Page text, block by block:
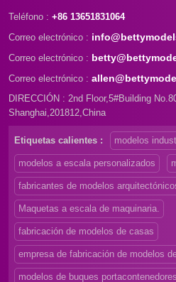
Teléfono : +86 13651831064
Correo electrónico :
Correo electrónico :
Correo electrónico :
DIRECCIÓN : 2nd Floor,5#Building
Shanghai,201812,China
Etiquetas calientes : modelos
modelos a escala personalizados
fabricantes de modelos
Maquetas a escala de maquinaria.
fabricación de modelos de casas
empresa de fabricación de modelos
modelos de buques portacontenedores